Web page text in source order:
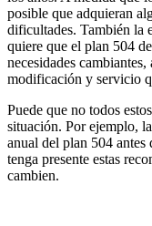
posible que adquieran
dificultades. También la
quiere que el plan 504
necesidades
modificación y servicio
Puede que no todos
situación. Por ejemplo,
anual del plan 504 antes
tenga presente estas
cambien.